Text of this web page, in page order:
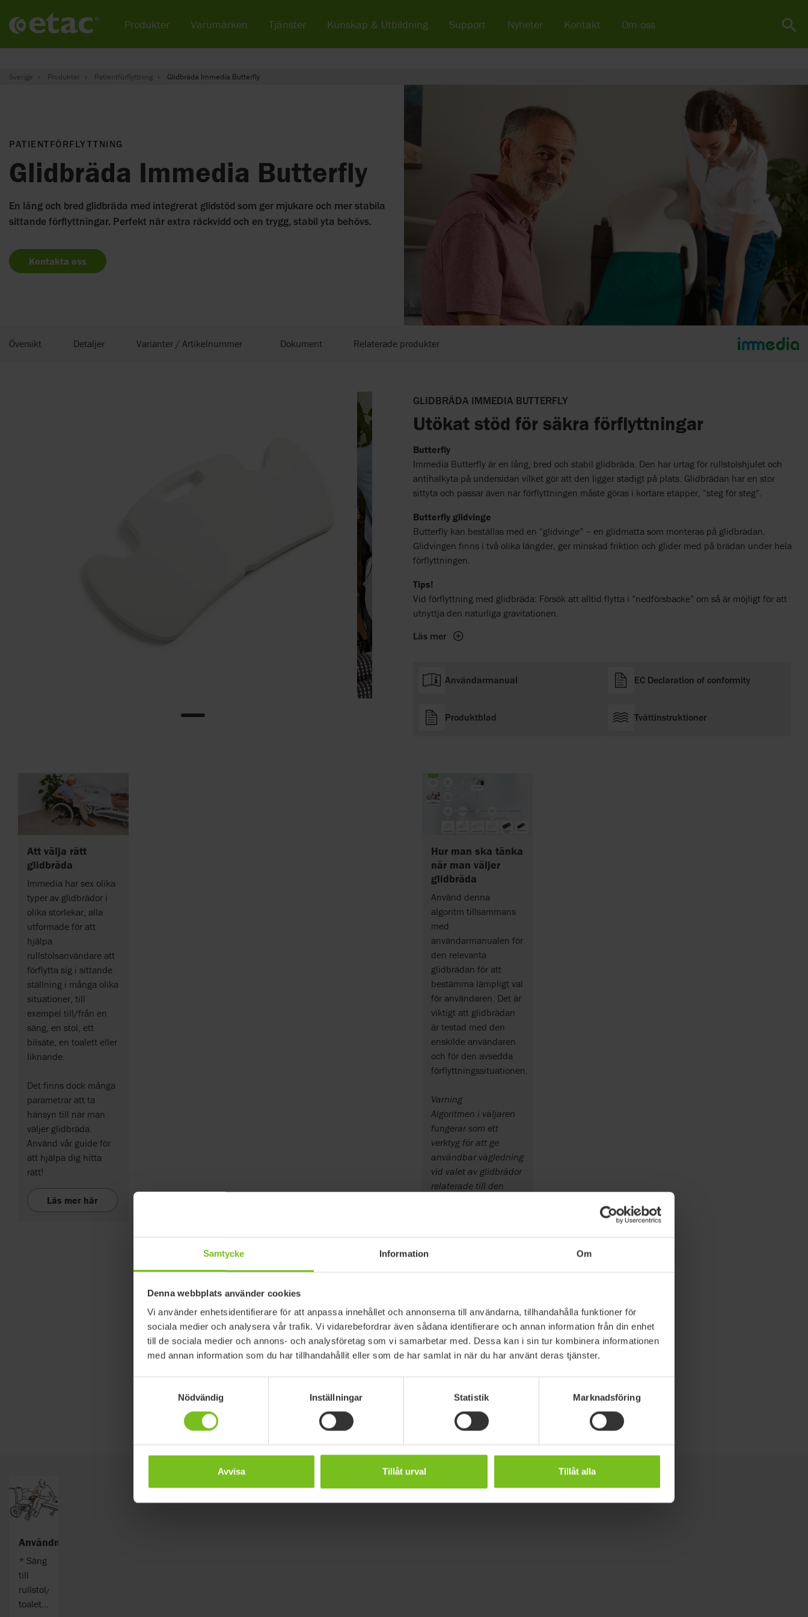
Samtycke Information Om
Denna webbplats använder cookies
Vi använder enhetsidentifierare för att anpassa innehållet och annonserna till användarna, tillhandahålla funktioner för
sociala medier och analysera vår trafik. Vi vidarebefordrar även sådana identifierare och annan information från din enhet
till de sociala medier och annons- och analysföretag som vi samarbetar med. Dessa kan i sin tur kombinera informationen
med annan information som du har tillhandahållit eller som de har samlat in när du har använt deras tjänster.
Nödvändig
Inställningar Statistik Marknadsföring
Avvisa Tillåt urval Tillåt alla
Sverige Produkter Patientförflyttning Glidbräda Immedia Butterfly
PATIENTFÖRFLYTTNING
Glidbräda Immedia Butterfly
En lång och bred glidbräda med integrerat glidstöd som ger mjukare och mer stabila
sittande förflyttningar. Perfekt när extra räckvidd och en trygg, stabil yta behövs.
Kontakta oss
Översikt Detaljer Varianter / Artikelnummer Dokument Relaterade produkter
GLIDBRÄDA IMMEDIA BUTTERFLY
Utökat stöd för säkra förflyttningar
Butterfly
Immedia Butterfly är en lång, bred och stabil glidbräda. Den har urtag för rullstolshjulet och
antihalkyta på undersidan vilket gör att den ligger stadigt på plats. Glidbrädan har en stor
sittyta och passar även när förflyttningen måste göras i kortare etapper, “steg för steg”.
Butterfly glidvinge
Butterfly kan beställas med en “glidvinge” – en glidmatta som monteras på glidbrädan.
Glidvingen finns i två olika längder, ger minskad friktion och glider med på brädan under hela
förflyttningen.
Tips!
Vid förflyttning med glidbräda: Försök att alltid flytta i ”nedförsbacke” om så är möjligt för att
utnyttja den naturliga gravitationen.
Läs mer
Användarmanual EC Declaration of conformity
Produktblad Tvättinstruktioner
Att välja rätt
glidbräda
Immedia har sex olika
typer av glidbrädor i
olika storlekar, alla
utformade för att
hjälpa
rullstolsanvändare att
förflytta sig i sittande
ställning i många olika
situationer, till
exempel till/från en
säng, en stol, ett
bilsäte, en toalett eller
liknande.
Det finns dock många
parametrar att ta
hänsyn till när man
väljer glidbräda.
Använd vår guide för
att hjälpa dig hitta
rätt!
Läs mer här
Hur man ska tänka
när man väljer
glidbräda
Använd denna
algoritm tillsammans
med
användarmanualen för
den relevanta
glidbrädan för att
bestämma lämpligt val
för användaren. Det är
viktigt att glidbrädan
är testad med den
enskilde användaren
och för den avsedda
förflyttningssituationen.
Varning
Algoritmen i väljaren
fungerar som ett
verktyg för att ge
användbar vägledning
vid valet av glidbrädor
relaterade till den
ersätter inte behovet
av kompetenta
vårdare för varje
enskild
användare/patient.
av glidbräda
(PDF)
Användningsområden
* Säng
till
rullstol/mobil
toalettstol
Produkter Varumärken Tjänster Kunskap & Utbildning Support Nyheter Kontakt Om oss